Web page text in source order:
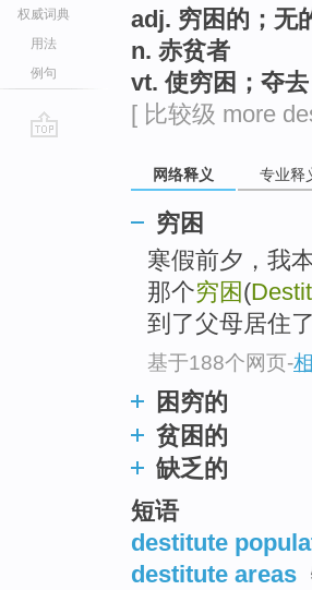
权威词典
用法
例句
adj. 穷困的；无
n. 赤贫者
vt. 使穷困；夺去
[ 比较级 more
网络释义 专业释
穷困
寒假前夕，我
那个穷困 (
到了父母居住
基于188个网页-
困穷的
贫困的
缺乏的
短语
destitute
destitute areas